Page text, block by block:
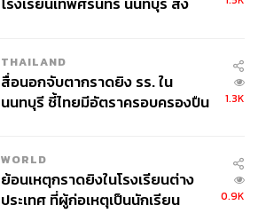
THAILAND
สื่อนอกจับตากราดยิง รร. ใน
นนทบุรี ชี้ไทยมีอัตราครอบครองปืน
1.3K
WORLD
ย้อนเหตุกราดยิงในโรงเรียนต่าง
ประเทศ ที่ผู้ก่อเหตุเป็นนักเรียน
0.9K